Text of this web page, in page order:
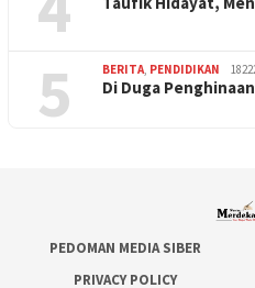
5 BERITA, PENDIDIKAN
Di Duga
PEDOMAN MEDIA SIBER
PRIVACY POLICY